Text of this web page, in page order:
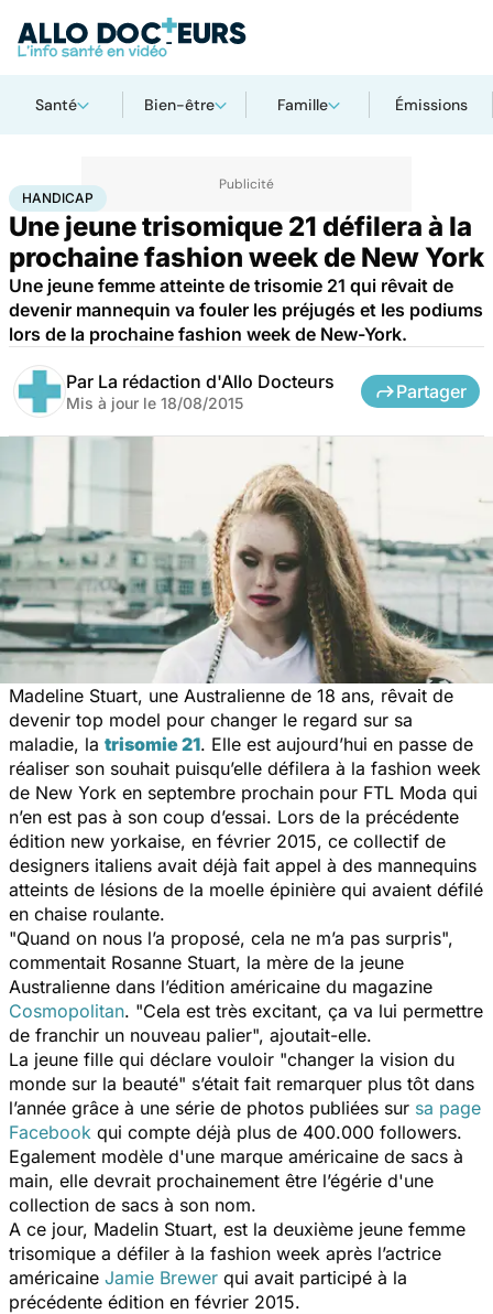
Santé Bien-être Famille Émissions
AccueilSanté Maladies
HANDICAP
Une jeune trisomique 21 défilera à la
prochaine fashion week de New York
Une jeune femme atteinte de trisomie 21 qui rêvait de
devenir mannequin va fouler les préjugés et les podiums
lors de la prochaine fashion week de New-York.
Par La rédaction d'Allo Docteurs
Mis à jour le 18/08/2015
Partager
Madeline Stuart, une Australienne de 18 ans, rêvait de
devenir top model pour changer le regard sur sa
maladie, la trisomie 21. Elle est aujourd’hui en passe de
réaliser son souhait puisqu’elle défilera à la fashion week
de New York en septembre prochain pour FTL Moda qui
n’en est pas à son coup d’essai. Lors de la précédente
édition new yorkaise, en février 2015, ce collectif de
designers italiens avait déjà fait appel à des mannequins
atteints de lésions de la moelle épinière qui avaient défilé
en chaise roulante.
"Quand on nous l’a proposé, cela ne m’a pas surpris",
commentait Rosanne Stuart, la mère de la jeune
Australienne dans l’édition américaine du magazine
Cosmopolitan. "Cela est très excitant, ça va lui permettre
de franchir un nouveau palier", ajoutait-elle.
La jeune fille qui déclare vouloir "changer la vision du
monde sur la beauté" s’était fait remarquer plus tôt dans
l’année grâce à une série de photos publiées sur sa page
Facebook qui compte déjà plus de 400.000 followers.
Egalement modèle d'une marque américaine de sacs à
main, elle devrait prochainement être l’égérie d'une
collection de sacs à son nom.
A ce jour, Madelin Stuart, est la deuxième jeune femme
trisomique a défiler à la fashion week après l’actrice
américaine Jamie Brewer qui avait participé à la
précédente édition en février 2015.